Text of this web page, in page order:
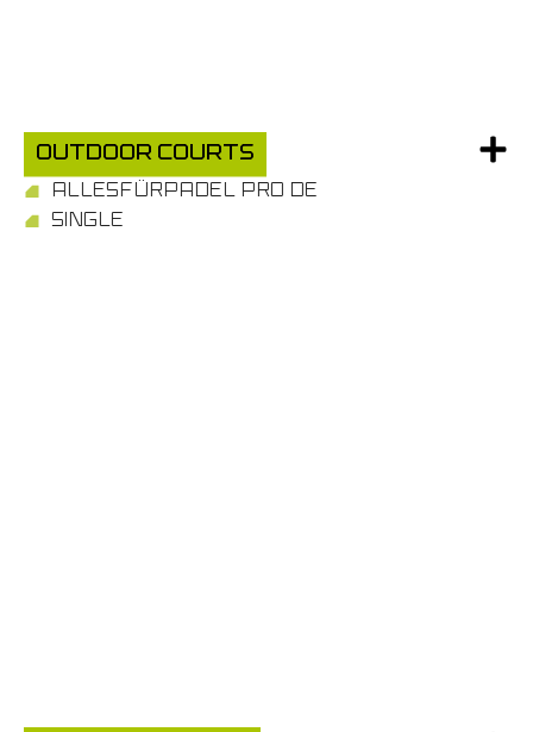
Outdoor Courts
ALLESFÜRPADEL PRO DE
SINGLE